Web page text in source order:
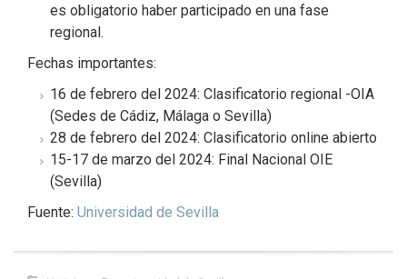
es obligatorio haber participado en una fase
regional.
Fechas importantes:
16 de febrero del 2024: Clasificatorio regional -OIA
(Sedes de Cádiz, Málaga o Sevilla)
28 de febrero del 2024: Clasificatorio online abierto
15-17 de marzo del 2024: Final Nacional OIE
(Sevilla)
Fuente: Universidad de Sevilla